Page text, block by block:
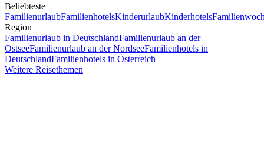
Beliebteste
FamilienurlaubFamilienhotelsKinderurlaubKinderhotels
Region
Familienurlaub in DeutschlandFamilienurlaub an der
OstseeFamilienurlaub an der NordseeFamilienhotels in
DeutschlandFamilienhotels in Österreich
Weitere Reisethemen